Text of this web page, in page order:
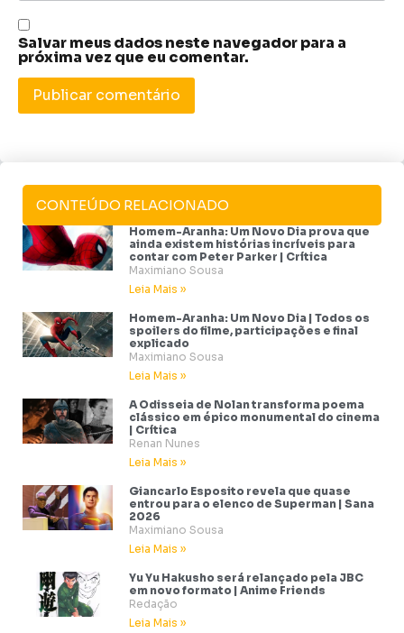
Salvar meus dados neste navegador para a
próxima vez que eu comentar.
CONTEÚDO RELACIONADO
Homem-Aranha: Um Novo Dia prova que
ainda existem histórias incríveis para
contar com Peter Parker | Crítica
Maximiano Sousa
Leia Mais »
Homem-Aranha: Um Novo Dia | Todos os
spoilers do filme, participações e final
explicado
Maximiano Sousa
Leia Mais »
A Odisseia de Nolan transforma poema
clássico em épico monumental do cinema
| Crítica
Renan Nunes
Leia Mais »
Giancarlo Esposito revela que quase
entrou para o elenco de Superman | Sana
2026
Maximiano Sousa
Leia Mais »
Yu Yu Hakusho será relançado pela JBC
em novo formato | Anime Friends
Redação
Leia Mais »